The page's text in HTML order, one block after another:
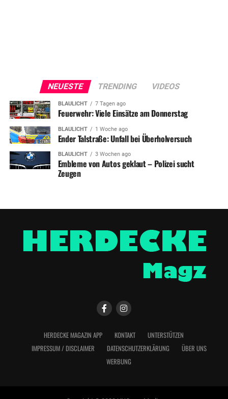
NEUESTE TRENDING VIDEOS
BLAULICHT 7 Tagen ago
Feuerwehr: Viele Einsätze am Donnerstag
BLAULICHT 1 Woche ago
Ender Talstraße: Unfall bei Überholversuch
BLAULICHT 3 Wochen ago
Embleme von Autos geklaut – Polizei sucht
Zeugen
HERDECKE MAGAZIN APP KONTAKT
UNTERSTÜTZEN
IMPRESSUM / DISCLAIMER
DATENSCHUTZERKLÄRUNG
ÜBER UNS
WERBUNG